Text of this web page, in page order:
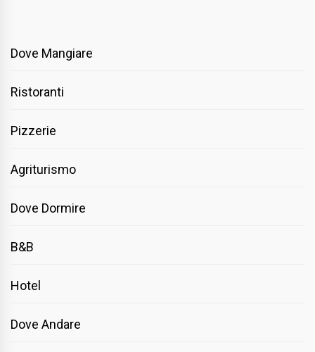
Dove Mangiare
Ristoranti
Pizzerie
Agriturismo
Dove Dormire
B&B
Hotel
Dove Andare